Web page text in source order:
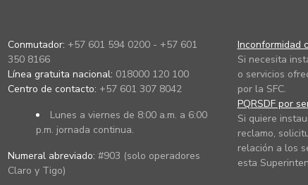
Conmutador: +57 601 594 0200 - +57 601
350 8166
Línea gratuita nacional: 018000 120 100
Centro de contacto: +57 601 307 8042
Lunes a viernes de 8:00 a.m. a 6:00
p.m. jornada continua.
Numeral abreviado: #903 (solo operadores
Claro y Tigo)
Inconformidad
Si necesita
o servicios
por la SFC.
PQRSDF por
Si quiere
reclamo,
relación a los
esta